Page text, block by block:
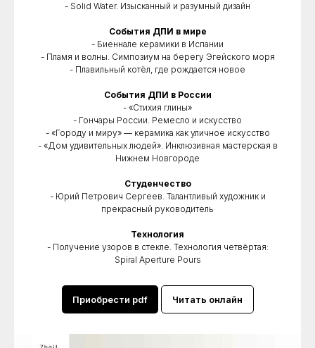
- Solid Water. Изысканный и разумный дизайн
События ДПИ в мире
- Биеннале керамики в Испании
- Пламя и волны. Симпозиум на берегу Эгейского моря
- Плавильный котёл, где рождается новое
События ДПИ в России
- «Стихия глины»
- Гончары России. Ремесло и искусство
- «Городу и миру» — керамика как уличное искусство
- «Дом удивительных людей». Инклюзивная мастерская в
Нижнем Новгороде
Студенчество
- Юрий Петрович Сергеев. Талантливый художник и
прекрасный руководитель
Технология
- Получение узоров в стекле. Технология четвёртая:
Spiral Aperture Pours
Приобрести pdf Читать онлайн